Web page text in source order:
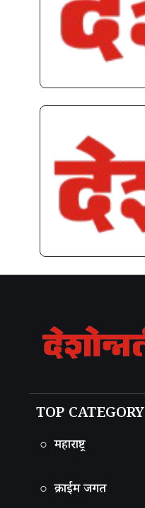
TOP CATEGORY
○ महाराष्ट्र
○ क्राईम जगत